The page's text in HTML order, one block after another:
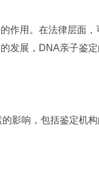
用。在法律层面，
发展，DNA亲子鉴
响，包括鉴定机构